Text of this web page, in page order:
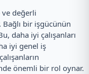
ve değerli
Bağlı bir işgücünün
daha iyi çalışanları
iyi genel iş
önemli bir rol oynar.